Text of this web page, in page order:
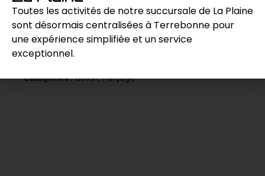
Demande de prix
Catégories : Béton,Perçage
Toutes les activités de notre succursale de La Plaine
sont désormais centralisées à Terrebonne pour
une expérience simplifiée et un service
exceptionnel.